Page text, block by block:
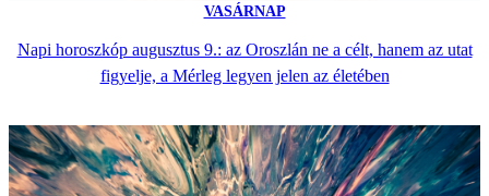
VASÁRNAP
Napi horoszkóp augusztus 9.: az Oroszlán ne a célt, hanem az utat
figyelje, a Mérleg legyen jelen az életében